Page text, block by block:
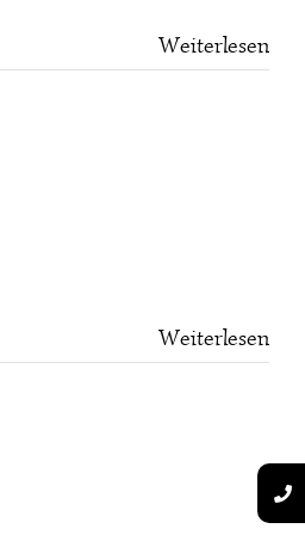
Weiterlesen
Weiterlesen